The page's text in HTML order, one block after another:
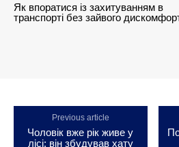
Як впоратися із захитуванням в
транспорті без зайвого
Previous article
Чоловік вже рік живе у
лісі: він збудував хату